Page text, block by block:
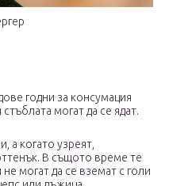
годни за консумация
могат да се ядат.
а когато узреят,
В същото време те
могат да се вземат с голи